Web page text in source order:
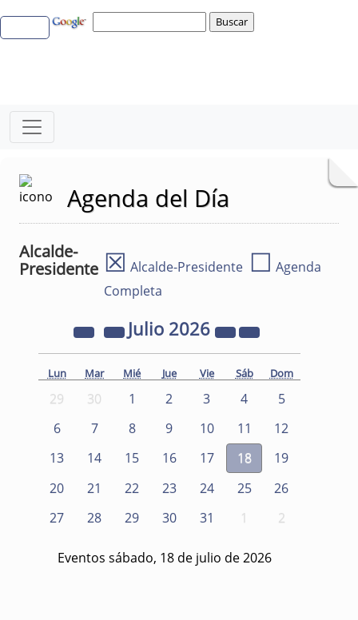
Agenda del Día
Alcalde-
Presidente ☒ Alcalde-Presidente ☐ Agenda
Completa
Julio 2026
Lun Mar Mié Jue Vie Sáb Dom
29 30 1 2 3 4
5
6
7 8 9 10 11
12
13
14 15 16 17 18
19
20
21 22 23 24 25
26
27
28 29 30 31 1 2
Eventos sábado, 18 de julio de 2026